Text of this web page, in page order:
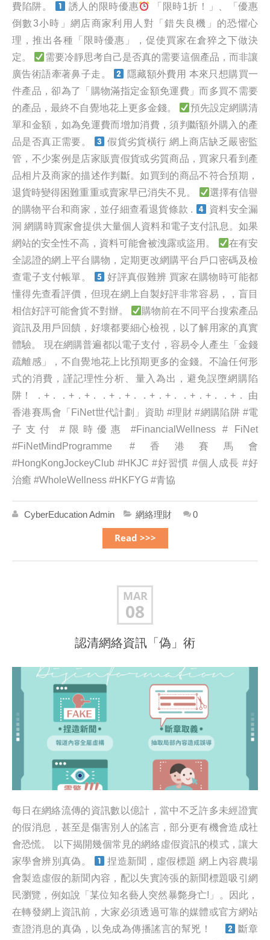
費陷阱。
誘人的限時優惠
「限時1折！」、「優惠
倒數3小時」網店商家利用人對「錯失良機」的恐懼心
理，推出各種「限時優惠」，促使買家在倉猝之下做決
定。
需要冷靜思考自己是否真的需要這個產品，而非讓
廣告術語牽著鼻子走。
隱藏額外費用 本來只想購買一
件產品，卻為了「購物滿指定金額免運費」而多買不需要
的產品，最終不自覺地花上更多金錢。
預先設定網購清
單和金額，如為免運費而增加消費，須判斷額外購入的產
品是否真正需要。
假貨劣貨橫行 網上商店缺乏嚴密監
管，不少案例是店家販賣假貨或劣質商品，買家只看到產
品相片及商家的描述作判斷。如買到的商品不符合預期，
退貨時變得困難重重或賣家早已消失不見。
選擇有信譽
的購物平台和商家，並仔細查看退貨條款 .
資料安全漏
洞 網購時買家會提供大量個人資料和電子支付訊息。如果
網站的安全性不高，資料可能會被洩露或盜用。
在有安
全認證的網上平台購物，定期更改網購平台戶口密碼及檢
查電子支付帳單。
好評真假難辨 買家在購物時可能都
懂得先查看評價，但現在網上自製好評非常容易，，盲目
相信好評可能會貨不對辦。
購物前在不同平台搜索產品
資訊及用戶回饋，好壞都要細心檢視，以了解用家的真實
體驗。 現在網購普遍都以電子支付，容易令人產生「金錢
疏離感」，不自覺地花上比預期更多的金錢。不論任何形
式的消費，謹記理性分析、量入為出，避免誤墮網購陷
阱！ ．+．．+．+．．+．+．．+．+．．+．+．．+． 由
香港賽馬會「FiNet世代計劃」資助 #理財 #網購陷阱 #電
子支付 #限時優惠 #FinancialWellness # FiNet
#FiNetMindProgramme #香港賽馬會
#HongKongJockeyClub #HKJC #好習慣 #個人成長 #好
治癒 #WholeWellness #HKFYG #青協
CyberEducation Admin 網絡理財 0
Read >>>
MAR
08
認清網絡資訊「偽」術
每日在網絡流傳的資訊數以億計，當中不乏許多未經證實
的假消息，甚至是傷害別人的謠言，部分更有機會造成社
會恐慌。 以下揭開幾個常見的網絡虛假資訊的模式，讓大
家學會辨別真偽。
捏造新聞，虛假標題 網上內容農場
會製造虛假的新聞內容，配以失實誇張的新聞標題吸引網
民瀏覽，例如說「某位知名藝人突然暴斃身亡!」。因此，
在轉發網上資訊前，大家必須透過可靠的媒體或官方網站
查證消息的真偽，以免成為傳播謠言的幫兇！
斷章